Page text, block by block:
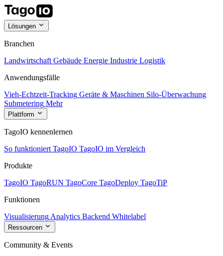
Lösungen
Branchen
Landwirtschaft Gebäude Energie Industrie Logistik
Anwendungsfälle
Vieh-Echtzeit-Tracking Geräte & Maschinen Silo-Überwachung
Submetering Mehr
Plattform
TagoIO kennenlernen
So funktioniert TagoIO TagoIO im Vergleich
Produkte
TagoIO TagoRUN TagoCore TagoDeploy TagoTiP
Funktionen
Visualisierung Analytics Backend Whitelabel
Ressourcen
Community & Events